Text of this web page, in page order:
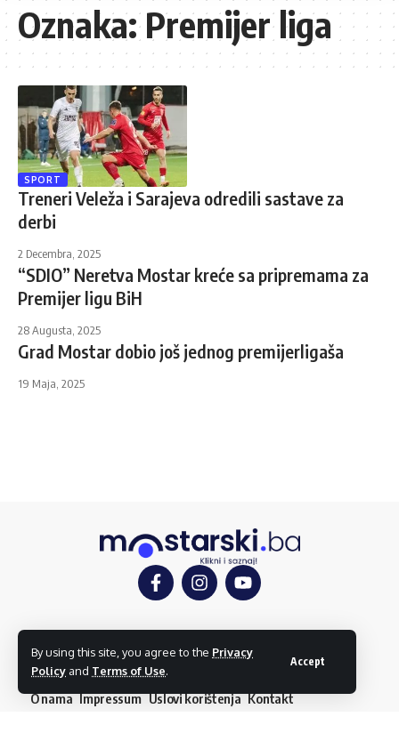
By using this site, you agree to the Privacy
Policy and Terms of Use.
Accept
Oznaka:Premijer liga
SPORT
Treneri Veleža i Sarajeva odredili sastave za
derbi
2 Decembra, 2025
“SDIO” Neretva Mostar kreće sa pripremama za
Premijer ligu BiH
28 Augusta, 2025
Grad Mostar dobio još jednog premijerligaša
19 Maja, 2025
O nama Impressum Uslovi korištenja Kontakt